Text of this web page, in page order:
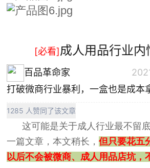
[必看]成人用品行业内
百品革命家
打破微商行业暴利，一盒也是成本
1285 人赞同了该文章
这可能是关于成人行业最不留
一篇文章，本文稍长，但只要花五
以后不会被微商、成人用品店坑，